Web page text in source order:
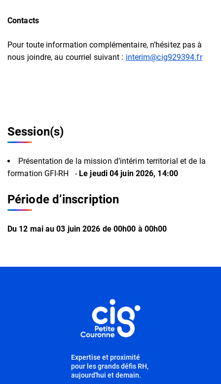
Contacts
Pour toute information complémentaire, n’hésitez pas à
nous joindre, au courriel suivant : interim@cig929394.fr
Session(s)
Présentation de la mission d’intérim territorial et de la
formation GFI-RH - Le jeudi 04 juin 2026, 14:00
Période d’inscription
Du 12 mai au03 juin 2026 de 00h00 à 00h00
Expertise et proximité
pour les grands défis RH,
aujourd'hui et demain.